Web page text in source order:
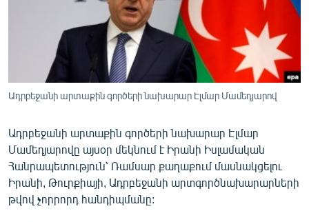
ՄՇԱԿՈՒՅԹ
ՄԵԿՆԱԲԱՆՈՒԹՅՈՒՆ
ԿՈՐՈՆԱՎԻՐՈՒՍ
ԱՐԽԻՎ
ՏԵՍԱՆՅՈՒԹԵՐ
ԲԱՆԱՎԵՃ
Ադրբեջանի արտաքին գործերի նախարար Էլմար Մամեդյարով
Ադրբեջանի արտաքին գործերի նախարար Էլմար
Մամեդյարովը այսօր մեկնում է Իրանի Իսլամական
Հանրապետություն՝ Ռամսար քաղաքում մասնակցելու
Իրանի, Թուրքիայի, Ադրբեջանի արտգործնախարարների
թվով չորրորդ հանդիպմանը: